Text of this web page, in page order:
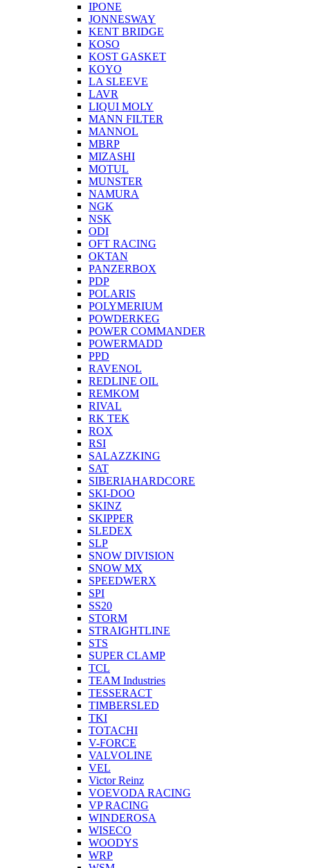
IPONE
JONNESWAY
KENT BRIDGE
KOSO
KOST GASKET
KOYO
LA SLEEVE
LAVR
LIQUI MOLY
MANN FILTER
MANNOL
MBRP
MIZASHI
MOTUL
MUNSTER
NAMURA
NGK
NSK
ODI
OFT RACING
OKTAN
PANZERBOX
PDP
POLARIS
POLYMERIUM
POWDERKEG
POWER COMMANDER
POWERMADD
PPD
RAVENOL
REDLINE OIL
REMKOM
RIVAL
RK TEK
ROX
RSI
SALAZZKING
SAT
SIBERIAHARDCORE
SKI-DOO
SKINZ
SKIPPER
SLEDEX
SLP
SNOW DIVISION
SNOW MX
SPEEDWERX
SPI
SS20
STORM
STRAIGHTLINE
STS
SUPER CLAMP
TCL
TEAM Industries
TESSERACT
TIMBERSLED
TKI
TOTACHI
V-FORCE
VALVOLINE
VEL
Victor Reinz
VOEVODA RACING
VP RACING
WINDEROSA
WISECO
WOODYS
WRP